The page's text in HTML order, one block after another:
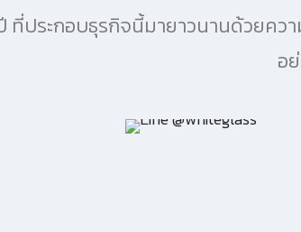
ประกอบธุรกิจนี้มายาวนานด้วยคว
อ